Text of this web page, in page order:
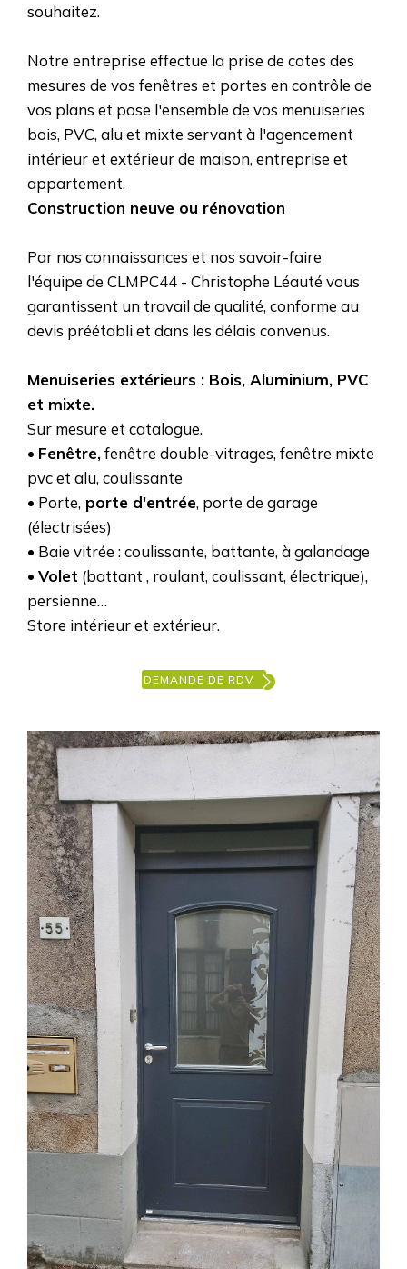
souhaitez.
Notre entreprise effectue la prise de cotes des
mesures de vos fenêtres et portes en contrôle de
vos plans et pose l'ensemble de vos menuiseries
bois, PVC, alu et mixte servant à l'agencement
intérieur et extérieur de maison, entreprise et
appartement.
Construction neuve ou rénovation
Par nos connaissances et nos savoir-faire
l'équipe de CLMPC44 - Christophe Léauté vous
garantissent un travail de qualité, conforme au
devis préétabli et dans les délais convenus.
Menuiseries extérieurs : Bois, Aluminium, PVC
et mixte.
Sur mesure et catalogue.
• Fenêtre,fenêtre double-vitrages, fenêtre mixte
pvc et alu, coulissante
• Porte, porte d'entrée, porte de garage
(électrisées)
• Baie vitrée : coulissante, battante, à galandage
• Volet (battant , roulant, coulissant, électrique),
persienne…
Store intérieur et extérieur.
DEMANDE DE RDV